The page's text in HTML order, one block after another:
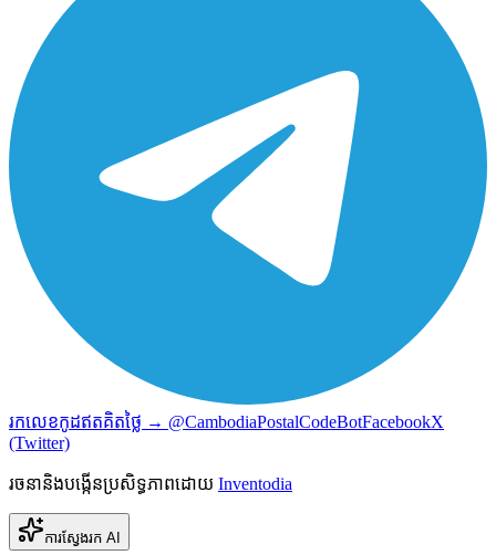
រកលេខកូដឥតគិតថ្លៃ → @CambodiaPostalCodeBotFacebookX
(Twitter)
រចនានិងបង្កើនប្រសិទ្ធភាពដោយ Inventodia
ការស្វែងរក AI